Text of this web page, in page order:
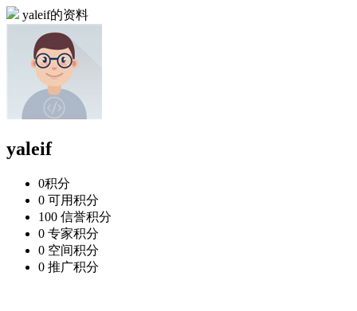
yaleif的资料
yaleif
0积分
0 可用积分
100 信誉积分
0 专家积分
0 空间积分
0 推广积分